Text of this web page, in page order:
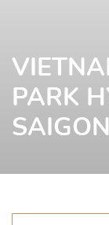
PARK
SAIGON